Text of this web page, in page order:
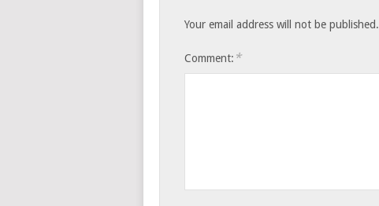
Your email address will not be published.
Comment: *